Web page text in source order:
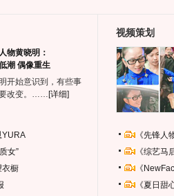
物黄晓明：
潮 偶像重生
开始意识到，有些事
改变。…… [详细]
YURA
女”
衣橱
视频策划
《先锋
《综艺
《
《夏日